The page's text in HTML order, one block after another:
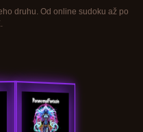
druhu. Od online sudoku až po